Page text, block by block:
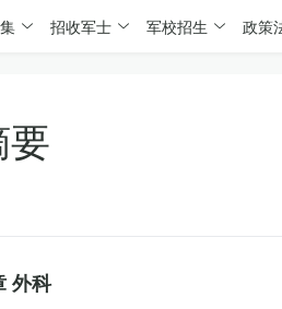
招收军士 军校招生 政策
要
外科